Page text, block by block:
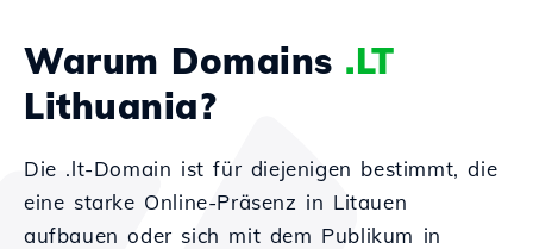
Warum Domains .LT
Lithuania?
Die .lt-Domain ist für diejenigen bestimmt, die
eine starke Online-Präsenz in Litauen
aufbauen oder sich mit dem Publikum in